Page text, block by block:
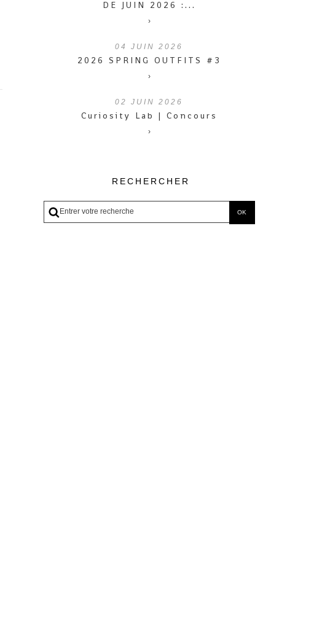
DE JUIN 2026 :...
›
04 JUIN 2026
2026 SPRING OUTFITS #3
›
02 JUIN 2026
Curiosity Lab | Concours
›
RECHERCHER